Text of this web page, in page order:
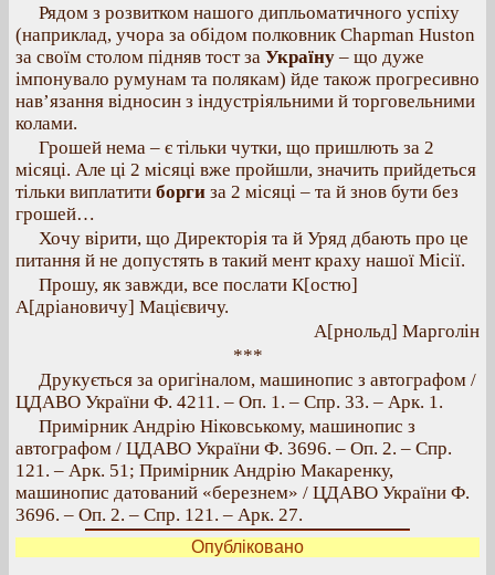
Рядом з розвитком нашого дипльоматичного успіху
(наприклад, учора за обідом полковник Chapman Huston
за своїм столом підняв тост за Україну – що дуже
імпонувало румунам та полякам) йде також прогресивно
нав’язання відносин з індустріяльними й торговельними
колами.
Грошей нема – є тільки чутки, що пришлють за 2
місяці. Але ці 2 місяці вже пройшли, значить прийдеться
тільки виплатити борги за 2 місяці – та й знов бути без
грошей…
Хочу вірити, що Директорія та й Уряд дбають про це
питання й не допустять в такий мент краху нашої Місії.
Прошу, як завжди, все послати К[остю]
А[дріановичу] Мацієвичу.
А[рнольд] Марголін
***
Друкується за оригіналом, машинопис з автографом /
ЦДАВО України Ф. 4211. – Оп. 1. – Спр. 33. – Арк. 1.
Примірник Андрію Ніковському, машинопис з
автографом / ЦДАВО України Ф. 3696. – Оп. 2. – Спр.
121. – Арк. 51; Примірник Андрію Макаренку,
машинопис датований «березнем» / ЦДАВО України Ф.
3696. – Оп. 2. – Спр. 121. – Арк. 27.
Опубліковано